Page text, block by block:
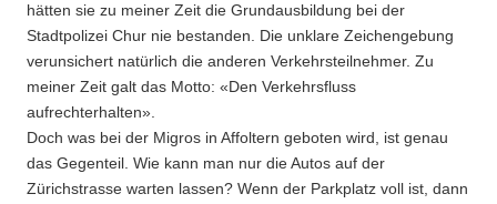
hätten sie zu meiner Zeit die Grundausbildung bei der
Stadtpolizei Chur nie bestanden. Die unklare Zeichengebung
verunsichert natürlich die anderen Verkehrsteilnehmer. Zu
meiner Zeit galt das Motto: «Den Verkehrsfluss
aufrechterhalten».
Doch was bei der Migros in Affoltern geboten wird, ist genau
das Gegenteil. Wie kann man nur die Autos auf der
Zürichstrasse warten lassen? Wenn der Parkplatz voll ist, dann